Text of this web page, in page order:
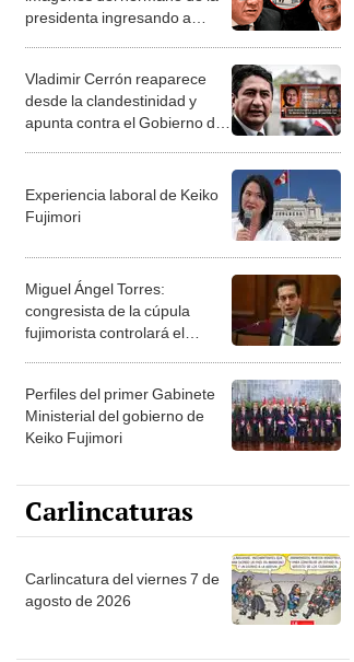
presidenta ingresando a
Vladimir Cerrón reaparece
desde la clandestinidad y
apunta contra el Gobierno de
Experiencia laboral de Keiko
Fujimori
Miguel Ángel Torres:
congresista de la cúpula
fujimorista controlará el
Perfiles del primer Gabinete
Ministerial del gobierno de
Keiko Fujimori
Carlincaturas
Carlincatura del viernes 7 de
agosto de 2026